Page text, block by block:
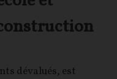
dévalués, est